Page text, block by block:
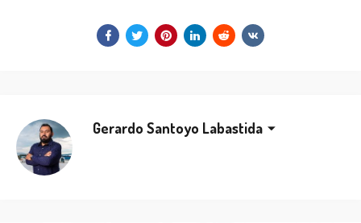
Gerardo Santoyo Labastida